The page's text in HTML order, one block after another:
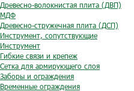
Древесно-волокнистая плита (ДВП)
МДФ
Древесно-стружечная плита (ДСП)
Инструмент, сопутствующие
Инструмент
Гибкие связи и крепеж
Сетка для армирующего слоя
Заборы и ограждения
Временные ограждения